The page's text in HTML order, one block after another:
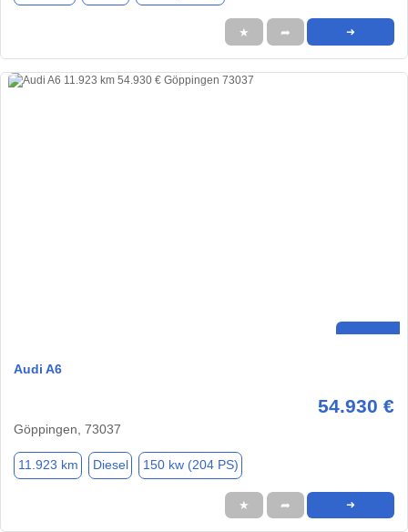
★ ➦ ➜
Audi A6
54.930 €
Göppingen, 73037
11.923 km Diesel 150 kw (204 PS)
★ ➦ ➜